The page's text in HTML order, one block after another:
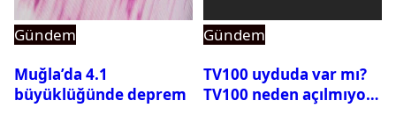
Gündem
Muğla’da 4.1
büyüklüğünde deprem
Gündem
TV100 uyduda var mı?
TV100 neden açılmıyor?